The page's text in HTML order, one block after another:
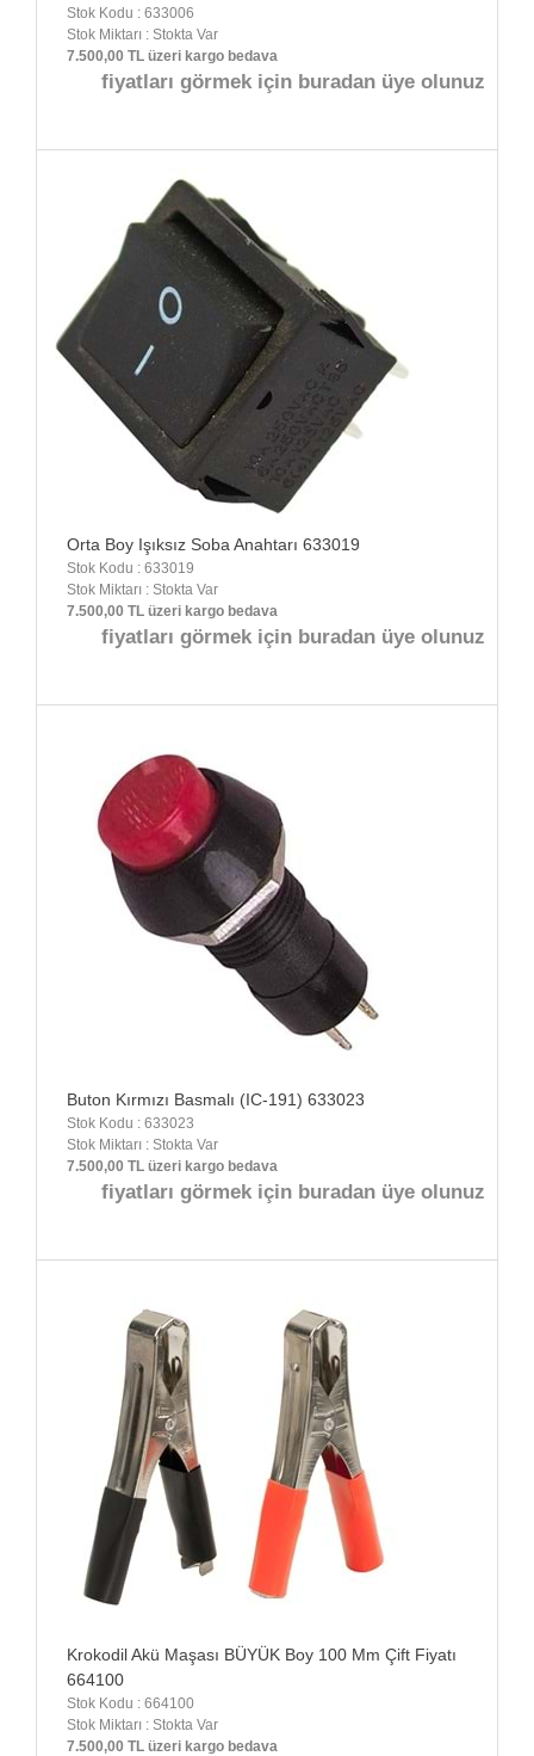
Stok Kodu : 633006
Stok Miktarı : Stokta Var
7.500,00 TL üzeri kargo bedava
fiyatları görmek için buradan üye olunuz
Orta Boy Işıksız Soba Anahtarı 633019
Stok Kodu : 633019
Stok Miktarı : Stokta Var
7.500,00 TL üzeri kargo bedava
fiyatları görmek için buradan üye olunuz
Buton Kırmızı Basmalı (IC-191) 633023
Stok Kodu : 633023
Stok Miktarı : Stokta Var
7.500,00 TL üzeri kargo bedava
fiyatları görmek için buradan üye olunuz
Krokodil Akü Maşası BÜYÜK Boy 100 Mm Çift Fiyatı
664100
Stok Kodu : 664100
Stok Miktarı : Stokta Var
7.500,00 TL üzeri kargo bedava